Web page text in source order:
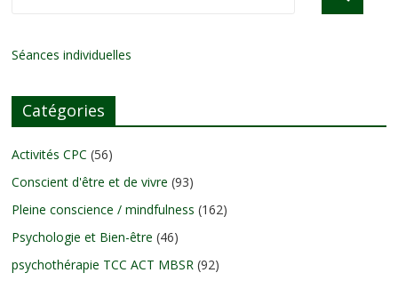
Séances individuelles
Catégories
Activités CPC (56)
Conscient d'être et de vivre (93)
Pleine conscience / mindfulness (162)
Psychologie et Bien-être (46)
psychothérapie TCC ACT MBSR (92)